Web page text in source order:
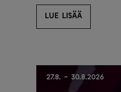
LUE LISÄÄ
LUE LISÄÄ
27.8. - 30.8.2026